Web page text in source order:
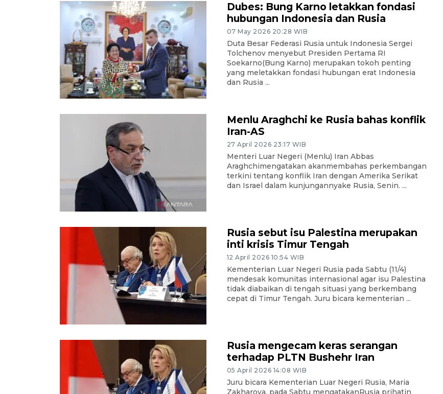
Dubes: Bung Karno letakkan fondasi
hubungan Indonesia dan Rusia
07 May 2026 20:28 WIB
Duta Besar Federasi Rusia untuk Indonesia Sergei
Tolchenov menyebut Presiden Pertama RI
Soekarno(Bung Karno) merupakan tokoh penting
yang meletakkan fondasi hubungan erat Indonesia
dan Rusia ...
Menlu Araghchi ke Rusia bahas konflik
Iran-AS
27 April 2026 23:17 WIB
Menteri Luar Negeri (Menlu) Iran Abbas
Araghchimengatakan akanmembahas perkembangan
terkini tentang konflik Iran dengan Amerika Serikat
dan Israel dalam kunjungannyake Rusia, Senin. ...
Rusia sebut isu Palestina merupakan
inti krisis Timur Tengah
12 April 2026 10:54 WIB
Kementerian Luar Negeri Rusia pada Sabtu (11/4)
mendesak komunitas internasional agar isu Palestina
tidak diabaikan di tengah situasi yang berkembang
cepat di Timur Tengah. Juru bicara kementerian ...
Rusia mengecam keras serangan
terhadap PLTN Bushehr Iran
05 April 2026 14:08 WIB
Juru bicara Kementerian Luar Negeri Rusia, Maria
Zakharova, pada Sabtu mengatakanRusia prihatin